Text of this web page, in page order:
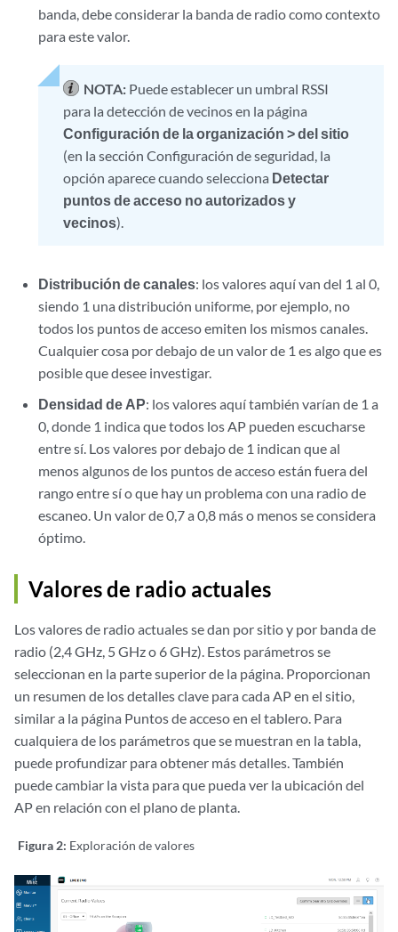
banda, debe considerar la banda de radio como contexto
para este valor.
NOTA: Puede establecer un umbral RSSI
para la detección de vecinos en la página
Configuración de la organización > del sitio
(en la sección Configuración de seguridad, la
opción aparece cuando selecciona Detectar
puntos de acceso no autorizados y
vecinos).
Distribución de canales: los valores aquí van del 1 al 0,
siendo 1 una distribución uniforme, por ejemplo, no
todos los puntos de acceso emiten los mismos canales.
Cualquier cosa por debajo de un valor de 1 es algo que es
posible que desee investigar.
Densidad de AP: los valores aquí también varían de 1 a
0, donde 1 indica que todos los AP pueden escucharse
entre sí. Los valores por debajo de 1 indican que al
menos algunos de los puntos de acceso están fuera del
rango entre sí o que hay un problema con una radio de
escaneo. Un valor de 0,7 a 0,8 más o menos se considera
óptimo.
Valores de radio actuales
Los valores de radio actuales se dan por sitio y por banda de
radio (2,4 GHz, 5 GHz o 6 GHz). Estos parámetros se
seleccionan en la parte superior de la página. Proporcionan
un resumen de los detalles clave para cada AP en el sitio,
similar a la página Puntos de acceso en el tablero. Para
cualquiera de los parámetros que se muestran en la tabla,
puede profundizar para obtener más detalles. También
puede cambiar la vista para que pueda ver la ubicación del
AP en relación con el plano de planta.
Figura 2: Exploración de valores